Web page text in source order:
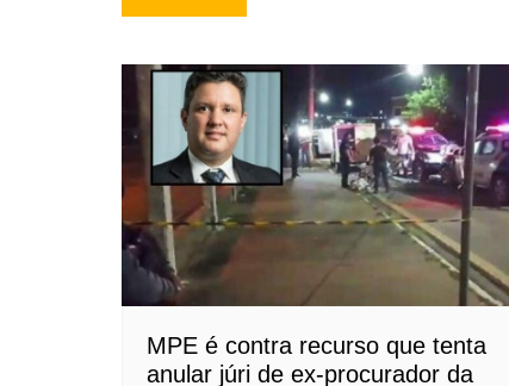
de
Post
MPE é contra recurso que tenta
anular júri de ex-procurador da